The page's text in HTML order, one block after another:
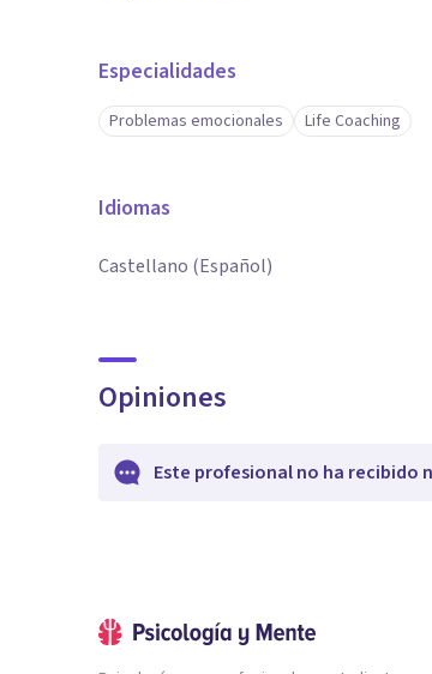
Especialidades
Problemas emocionales Life Coaching
Idiomas
Castellano (Español)
Opiniones
Este profesional no ha recibido